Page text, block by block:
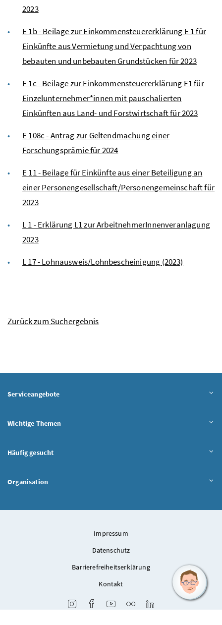
2023
E 1b - Beilage zur Einkommensteuererklärung E 1 für
Einkünfte aus Vermietung und Verpachtung von
bebauten und unbebauten Grundstücken für 2023
E 1c - Beilage zur Einkommensteuererklärung E1 für
Einzelunternehmer*innen mit pauschalierten
Einkünften aus Land- und Forstwirtschaft für 2023
E 108c - Antrag zur Geltendmachung einer
Forschungsprämie für 2024
E 11 - Beilage für Einkünfte aus einer Beteiligung an
einer Personengesellschaft/Personengemeinschaft für
2023
L 1 - Erklärung L1 zur ArbeitnehmerInnenveranlagung
2023
L 17 - Lohnausweis/Lohnbescheinigung (2023)
Zurück zum Suchergebnis
Serviceangebote
Wichtige Themen
Häufig gesucht
Organisation
Impressum
Datenschutz
Barrierefreiheitserklärung
Kontakt
InstagramFacebookYoutubeFlickr